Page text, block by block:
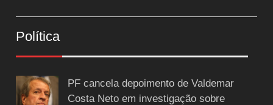
Política
PF cancela depoimento de Valdemar
Costa Neto em investigação sobre